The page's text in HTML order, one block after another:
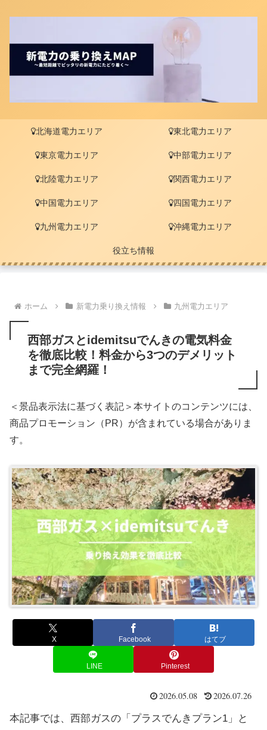
北海道電力エリア 東北電力エリア
東京電力エリア 中部電力エリア
北陸電力エリア 関西電力エリア
中国電力エリア 四国電力エリア
九州電力エリア 沖縄電力エリア
役立ち情報
ホーム 新電力乗り換え情報 九州電力エリア
西部ガスとidemitsuでんきの電気料金
を徹底比較！料金から3つのデメリット
まで完全網羅！
＜景品表示法に基づく表記＞本サイトのコンテンツには、
商品プロモーション（PR）が含まれている場合がありま
す。
X Facebook はてブ
LINE Pinterest
2026.05.08
2026.07.26
本記事では、西部ガスの「プラスでんきプラン1」と